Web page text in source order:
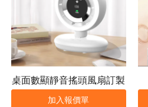
桌面數顯靜音搖頭風扇訂製
加入報價單